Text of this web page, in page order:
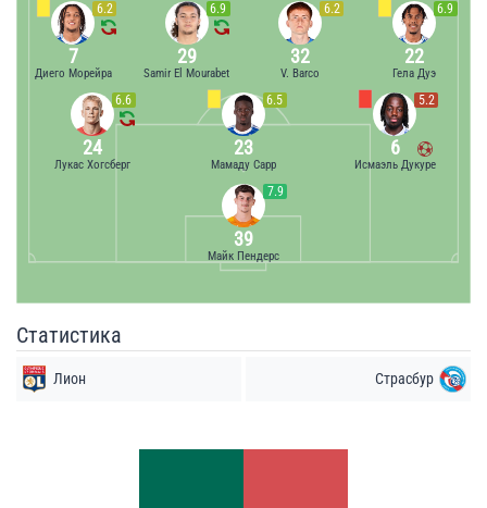
7.9
39
Майк Пендерс
6.6
24
Лукас Хогсберг
6.5
23
Мамаду Сарр
5.2
6
Исмаэль Дукуре
6.2
7
Диего Морейра
6.9
29
Samir El Mourabet
6.2
32
V. Barco
6.9
22
Гела Дуэ
Статистика
Лион Страсбур